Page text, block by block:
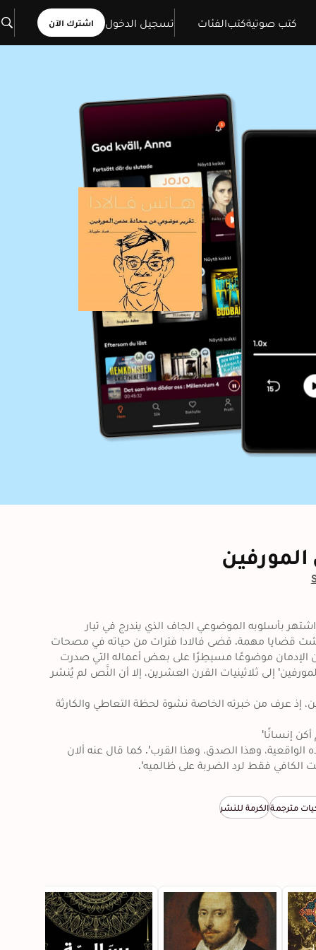
كتب صوتيةكتبالفئات تسجيل الدخول اشترك الآن
الكافي فقط لرد الضربة على ظالميه'.
مترجمةالكرمة للنشر